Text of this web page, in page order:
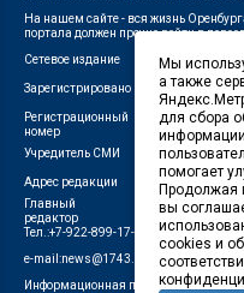
На нашем сайте - вся жизнь
портала должен прочно войти в
Сетевое издание
"1743"
Зарегистрировано
Федеральной
(Роскомнадзор)
Регистрационный
номер
ЭЛ № ФС 77-
Учредитель СМИ
Валерьевич
Адрес редакции
462411,
Комсомола, д. 4-Б
Главный
редактор
Лещенко П.А.
Тел.:+7-922-899-17-43
e-mail:news@1743.ru
Информационная продукция СМИ —
Мы
а также
для сбора
помогает
Продолжая
вы
cookies и